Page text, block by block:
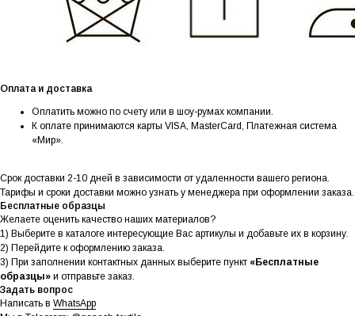
Оплата и доставка
Оплатить можно по счету или в шоу-румах компании.
К оплате принимаются карты VISA, MasterCard, Платежная система
«Мир».
Срок доставки 2-10 дней в зависимости от удаленности вашего региона.
Тарифы и сроки доставки можно узнать у менеджера при оформлении заказа.
Бесплатные образцы
Желаете оценить качество наших материалов?
1) Выберите в каталоге интересующие Вас артикулы и добавьте их в корзину.
2) Перейдите к оформлению заказа.
3) При заполнении контактных данных выберите пункт «Бесплатные
образцы» и отправьте заказ.
Задать вопрос
Написать в WhatsApp